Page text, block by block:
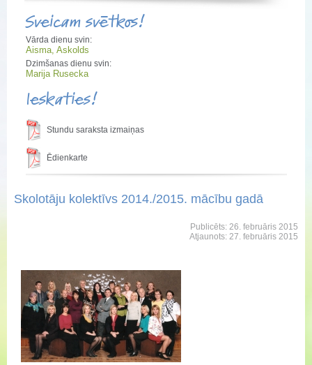
Sveicam svētkos!
Vārda dienu svin:
Aisma, Askolds
Dzimšanas dienu svin:
Marija Rusecka
Ieskaties!
Stundu saraksta izmaiņas
Ēdienkarte
Skolotāju kolektīvs 2014./2015. mācību gadā
Publicēts: 26. februāris 2015
Atjaunots: 27. februāris 2015